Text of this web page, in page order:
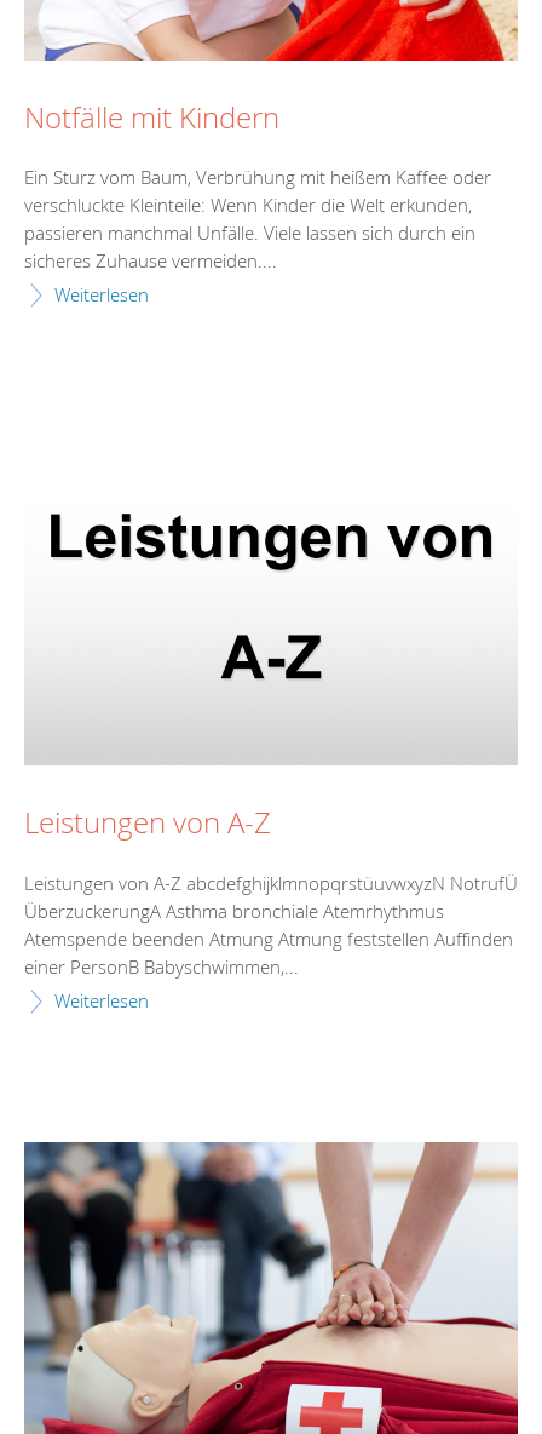
Notfälle mit Kindern
Ein Sturz vom Baum, Verbrühung mit heißem Kaffee oder
verschluckte Kleinteile: Wenn Kinder die Welt erkunden,
passieren manchmal Unfälle. Viele lassen sich durch ein
sicheres Zuhause vermeiden....
Weiterlesen
Leistungen von A-Z
Leistungen von A-Z abcdefghijklmnopqrstüuvwxyzN NotrufÜ
ÜberzuckerungA Asthma bronchiale Atemrhythmus
Atemspende beenden Atmung Atmung feststellen Auffinden
einer PersonB Babyschwimmen,...
Weiterlesen